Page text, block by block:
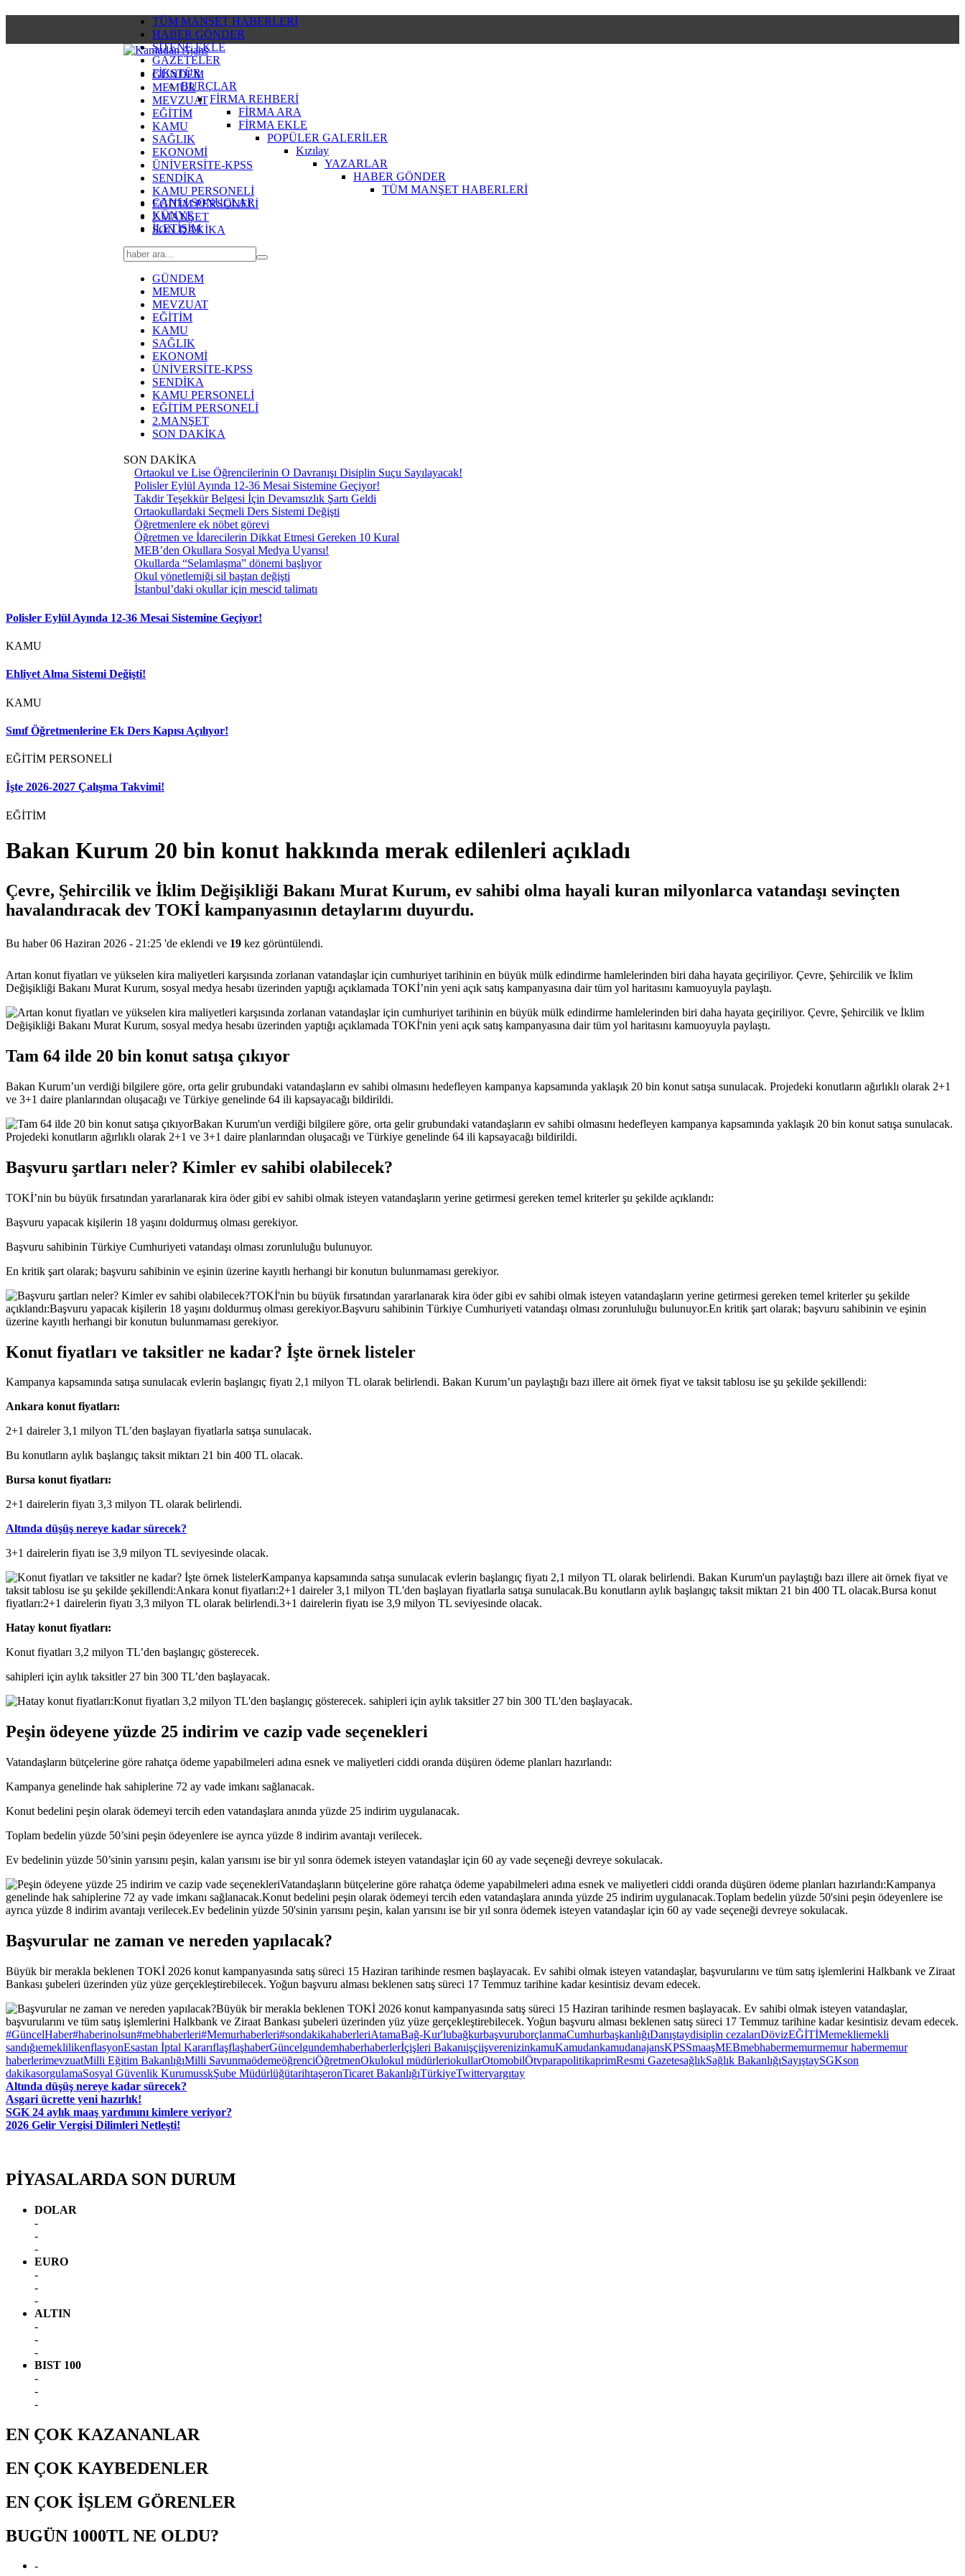
TÜM MANŞET HABERLERİ
HABER GÖNDER
SİTENE EKLE
GAZETELER
FİKSTÜR
BURÇLAR
FİRMA REHBERİ
FİRMA ARA
FİRMA EKLE
POPÜLER GALERİLER
Kızılay
YAZARLAR
HABER GÖNDER
TÜM MANŞET HABERLERİ
CANLI SONUÇLAR
KÜNYE
İLETİŞİM
GÜNDEM
MEMUR
MEVZUAT
EĞİTİM
KAMU
SAĞLIK
EKONOMİ
ÜNİVERSİTE-KPSS
SENDİKA
KAMU PERSONELİ
EĞİTİM PERSONELİ
2.MANŞET
SON DAKİKA
GÜNDEM
MEMUR
MEVZUAT
EĞİTİM
KAMU
SAĞLIK
EKONOMİ
ÜNİVERSİTE-KPSS
SENDİKA
KAMU PERSONELİ
EĞİTİM PERSONELİ
2.MANŞET
SON DAKİKA
SON DAKİKA
Ortaokul ve Lise Öğrencilerinin O Davranışı Disiplin Suçu Sayılayacak!
Polisler Eylül Ayında 12-36 Mesai Sistemine Geçiyor!
Takdir Teşekkür Belgesi İçin Devamsızlık Şartı Geldi
Ortaokullardaki Seçmeli Ders Sistemi Değişti
Öğretmenlere ek nöbet görevi
Öğretmen ve İdarecilerin Dikkat Etmesi Gereken 10 Kural
MEB’den Okullara Sosyal Medya Uyarısı!
Okullarda “Selamlaşma” dönemi başlıyor
Okul yönetlemiği sil baştan değişti
İstanbul’daki okullar için mescid talimatı
Polisler Eylül Ayında 12-36 Mesai Sistemine Geçiyor!
KAMU
Ehliyet Alma Sistemi Değişti!
KAMU
Sınıf Öğretmenlerine Ek Ders Kapısı Açılıyor!
EĞİTİM PERSONELİ
İşte 2026-2027 Çalışma Takvimi!
EĞİTİM
Bakan Kurum 20 bin konut hakkında merak edilenleri açıkladı
Çevre, Şehircilik ve İklim Değişikliği Bakanı Murat Kurum, ev sahibi olma hayali kuran milyonlarca vatandaşı sevinçten
havalandıracak dev TOKİ kampanyasının detaylarını duyurdu.
Bu haber 06 Haziran 2026 - 21:25 'de eklendi ve 19 kez görüntülendi.
Artan konut fiyatları ve yükselen kira maliyetleri karşısında zorlanan vatandaşlar için cumhuriyet tarihinin en büyük mülk edindirme hamlelerinden biri daha hayata geçiriliyor. Çevre, Şehircilik ve İklim
Değişikliği Bakanı Murat Kurum, sosyal medya hesabı üzerinden yaptığı açıklamada TOKİ’nin yeni açık satış kampanyasına dair tüm yol haritasını kamuoyuyla paylaştı.
Tam 64 ilde 20 bin konut satışa çıkıyor
Bakan Kurum’un verdiği bilgilere göre, orta gelir grubundaki vatandaşların ev sahibi olmasını hedefleyen kampanya kapsamında yaklaşık 20 bin konut satışa sunulacak. Projedeki konutların ağırlıklı olarak 2+1
ve 3+1 daire planlarından oluşacağı ve Türkiye genelinde 64 ili kapsayacağı bildirildi.
Başvuru şartları neler? Kimler ev sahibi olabilecek?
TOKİ’nin bu büyük fırsatından yararlanarak kira öder gibi ev sahibi olmak isteyen vatandaşların yerine getirmesi gereken temel kriterler şu şekilde açıklandı:
Başvuru yapacak kişilerin 18 yaşını doldurmuş olması gerekiyor.
Başvuru sahibinin Türkiye Cumhuriyeti vatandaşı olması zorunluluğu bulunuyor.
En kritik şart olarak; başvuru sahibinin ve eşinin üzerine kayıtlı herhangi bir konutun bulunmaması gerekiyor.
Konut fiyatları ve taksitler ne kadar? İşte örnek listeler
Kampanya kapsamında satışa sunulacak evlerin başlangıç fiyatı 2,1 milyon TL olarak belirlendi. Bakan Kurum’un paylaştığı bazı illere ait örnek fiyat ve taksit tablosu ise şu şekilde şekillendi:
Ankara konut fiyatları:
2+1 daireler 3,1 milyon TL’den başlayan fiyatlarla satışa sunulacak.
Bu konutların aylık başlangıç taksit miktarı 21 bin 400 TL olacak.
Bursa konut fiyatları:
2+1 dairelerin fiyatı 3,3 milyon TL olarak belirlendi.
Altında düşüş nereye kadar sürecek?
3+1 dairelerin fiyatı ise 3,9 milyon TL seviyesinde olacak.
Hatay konut fiyatları:
Konut fiyatları 3,2 milyon TL’den başlangıç gösterecek.
sahipleri için aylık taksitler 27 bin 300 TL’den başlayacak.
Peşin ödeyene yüzde 25 indirim ve cazip vade seçenekleri
Vatandaşların bütçelerine göre rahatça ödeme yapabilmeleri adına esnek ve maliyetleri ciddi oranda düşüren ödeme planları hazırlandı:
Kampanya genelinde hak sahiplerine 72 ay vade imkanı sağlanacak.
Konut bedelini peşin olarak ödemeyi tercih eden vatandaşlara anında yüzde 25 indirim uygulanacak.
Toplam bedelin yüzde 50’sini peşin ödeyenlere ise ayrıca yüzde 8 indirim avantajı verilecek.
Ev bedelinin yüzde 50’sinin yarısını peşin, kalan yarısını ise bir yıl sonra ödemek isteyen vatandaşlar için 60 ay vade seçeneği devreye sokulacak.
Başvurular ne zaman ve nereden yapılacak?
Büyük bir merakla beklenen TOKİ 2026 konut kampanyasında satış süreci 15 Haziran tarihinde resmen başlayacak. Ev sahibi olmak isteyen vatandaşlar, başvurularını ve tüm satış işlemlerini Halkbank ve Ziraat
Bankası şubeleri üzerinden yüz yüze gerçekleştirebilecek. Yoğun başvuru alması beklenen satış süreci 17 Temmuz tarihine kadar kesintisiz devam edecek.
#GüncelHaber#haberinolsun#mebhaberleri#Memurhaberleri#sondakikahaberleriAtamaBağ-Kur'lubağkurbaşvuruborçlanmaCumhurbaşkanlığıDanıştaydisiplin cezalarıDövizEĞİTİMemekliemekli
sandığıemeklilikenflasyonEsastan İptal KararıflaşflaşhaberGüncelgundemhaberhaberlerİçişleri BakanıişçiişverenizinkamuKamudankamudanajansKPSSmaaşMEBmebhabermemurmemur habermemur
haberlerimevzuatMilli Eğitim BakanlığıMilli SavunmaödemeöğrenciÖğretmenOkulokul müdürleriokullarOtomobilÖtvparapolitikaprimResmi GazetesağlıkSağlık BakanlığıSayıştaySGKson
dakikasorgulamaSosyal Güvenlik KurumusskŞube MüdürlüğütarihtaşeronTicaret BakanlığıTürkiyeTwitteryargıtay
Altında düşüş nereye kadar sürecek?
Asgari ücrette yeni hazırlık!
SGK 24 aylık maaş yardımını kimlere veriyor?
2026 Gelir Vergisi Dilimleri Netleşti!
PİYASALARDA SON DURUM
DOLAR
-
-
-
EURO
-
-
-
ALTIN
-
-
-
BIST 100
-
-
-
EN ÇOK KAZANANLAR
EN ÇOK KAYBEDENLER
EN ÇOK İŞLEM GÖRENLER
BUGÜN 1000TL NE OLDU?
-